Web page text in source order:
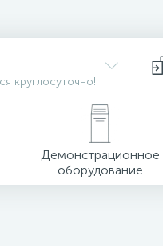
круглосуточно!
Демонстрационное
оборудование